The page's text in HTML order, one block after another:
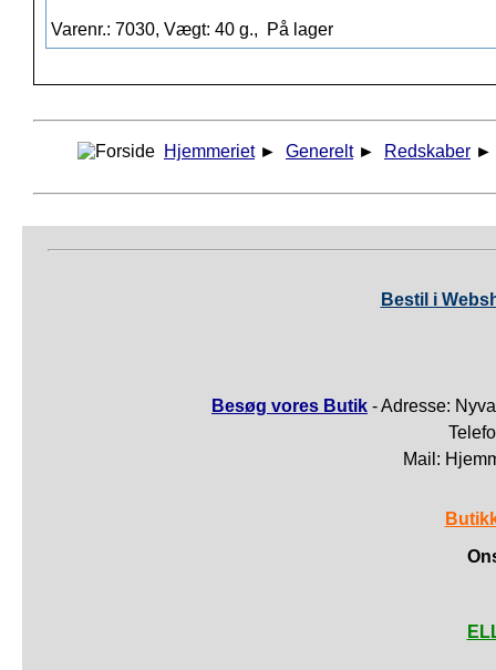
Varenr.: 7030, Vægt: 40 g., På lager
Hjemmeriet ► Generelt ► Redskaber ►
Bestil i
Besøg vores Butik - Adresse:
Mail: